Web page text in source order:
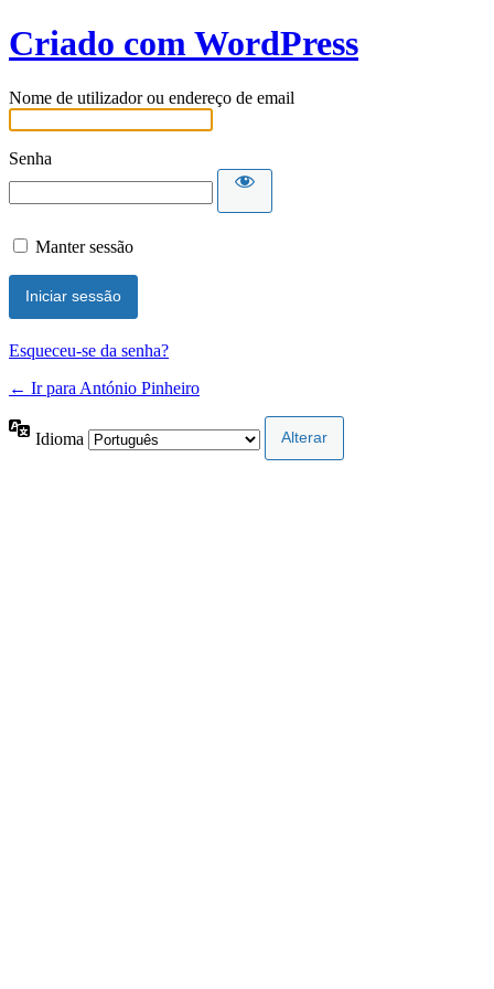
Criado com WordPress
Nome de utilizador ou endereço de email
Senha
Manter sessão
Esqueceu-se da senha?
← Ir para António Pinheiro
Idioma